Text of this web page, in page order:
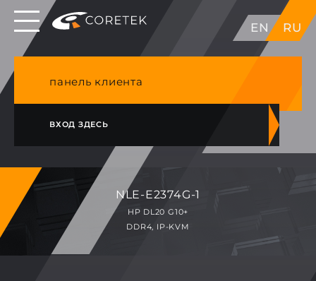
EN RU
Выделенные серверы в ЕС, Японии, ГК, США
NVME VPS & cPanel премиум хостинг в
панель клиента
ВХОД ЗДЕСЬ
NLE-E2374G-1
HP DL20 G10+
DDR4, IP-KVM